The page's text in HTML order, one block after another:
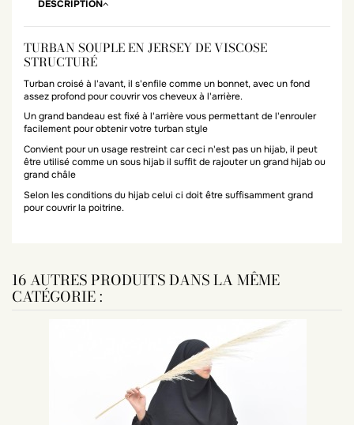
DESCRIPTION
TURBAN SOUPLE EN JERSEY DE VISCOSE
STRUCTURÉ
Turban croisé à l'avant, il s'enfile comme un bonnet, avec un fond
assez profond pour couvrir vos cheveux à l'arrière.
Un grand bandeau est fixé à l'arrière vous permettant de l'enrouler
facilement pour obtenir votre turban style
Convient pour un usage restreint car ceci n'est pas un hijab, il peut
être utilisé comme un sous hijab il suffit de rajouter un grand hijab ou
grand châle
Selon les conditions du hijab celui ci doit être suffisamment grand
pour couvrir la poitrine.
16 AUTRES PRODUITS DANS LA MÊME
CATÉGORIE :